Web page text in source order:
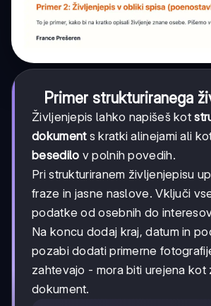
Primer strukturiranega
Življenjepis lahko napišeš kot
dokuments kratki alinejami ali
besedilo v polnih povedih.
Pri strukturiranem življenjepisu
fraze in jasne naslove. Vključi
podatke od osebnih do
Na koncu dodaj kraj, datum in
pozabi dodati primerne
zahtevajo - mora biti urejena kot
dokument.